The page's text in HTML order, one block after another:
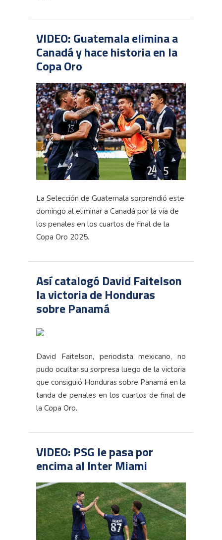
VIDEO: Guatemala elimina a
Canadá y hace historia en la
Copa Oro
La Selección de Guatemala sorprendió este
domingo al eliminar a Canadá por la vía de
los penales en los cuartos de final de la
Copa Oro 2025.
Así catalogó David Faitelson
la victoria de Honduras
sobre Panamá
David Faitelson, periodista mexicano, no
pudo ocultar su sorpresa luego de la victoria
que consiguió Honduras sobre Panamá en la
tanda de penales en los cuartos de final de
la Copa Oro.
VIDEO: PSG le pasa por
encima al Inter Miami